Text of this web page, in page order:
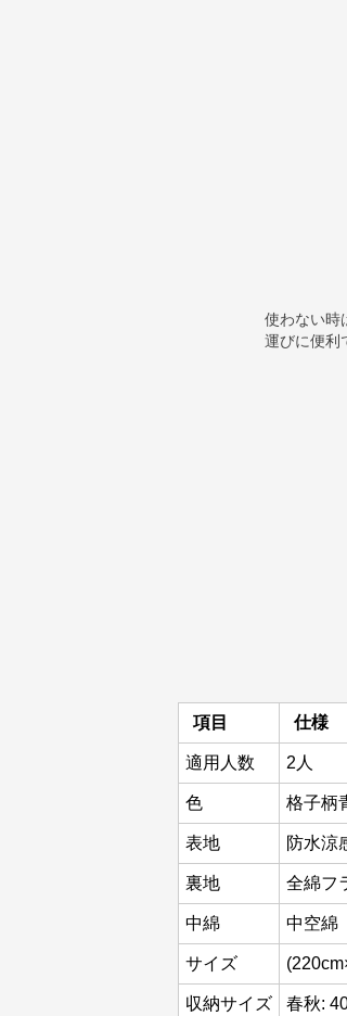
使わない時
運びに便利
項目 仕様
適用人数 2人
色 格子柄
表地 防水涼
裏地 全綿フ
中綿 中空綿
サイズ
収納サイズ 春秋: